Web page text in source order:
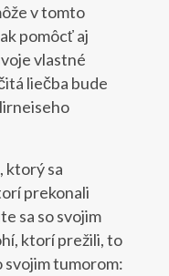
v tomto
pomôcť aj
vlastné
liečba bude
ktorý sa
prekonali
sa so svojim
ktorí prežili, to
svojim tumorom: